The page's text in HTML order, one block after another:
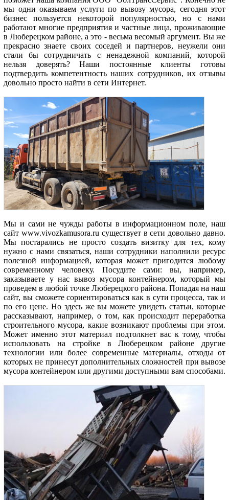
мы одни оказываем услуги по вывозу мусора, сегодня этот
бизнес пользуется некоторой популярностью, но с нами
работают многие предприятия и частные лица, проживающие
в Люберецком районе, а это - весьма весомый аргумент. Вы же
прекрасно знаете своих соседей и партнеров, неужели они
стали бы сотрудничать с ненадежной компаний, которой
нельзя доверять? Наши постоянные клиенты готовы
подтвердить компетентность наших сотрудников, их отзывы
довольно просто найти в сети Интернет.
Мы и сами не чужды работы в информационном поле, наш
сайт www.vivozkamusora.ru существует в сети довольно давно.
Мы постарались не просто создать визитку для тех, кому
нужно с нами связаться, наши сотрудники наполнили ресурс
полезной информацией, которая может пригодится любому
современному человеку. Посудите сами: вы, например,
заказываете у нас вывоз мусора контейнером, который мы
проведем в любой точке Люберецкого района. Попадая на наш
сайт, вы сможете сориентироваться как в сути процесса, так и
по его цене. Но здесь же вы можете увидеть статьи, которые
рассказывают, например, о том, как происходит переработка
строительного мусора, какие возникают проблемы при этом.
Может именно этот материал подтолкнет вас к тому, чтобы
использовать на стройке в Люберецком районе другие
технологии или более современные материалы, отходы от
которых не принесут дополнительных сложностей при вывозе
мусора контейнером или другими доступными вам способами.